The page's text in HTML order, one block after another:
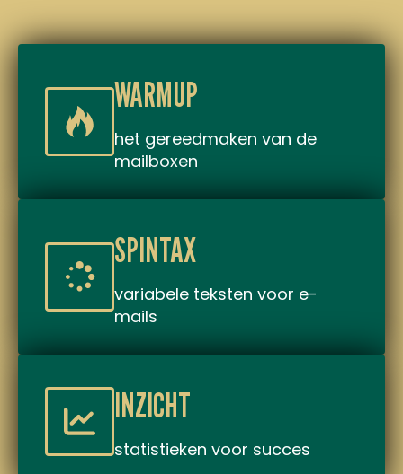
WARMUP
het gereedmaken van de
mailboxen
SPINTAX
variabele teksten voor e-
mails
INZICHT
statistieken voor succes